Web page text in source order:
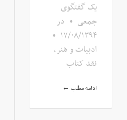
یک گفتگوی
جمعی • در
۱۷/۰۸/۱۳۹۴ •
ادبیات و هنر,
نقد کتاب
ادامه مطلب ←